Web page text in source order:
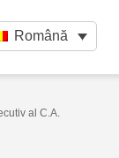
Română
al C.A.